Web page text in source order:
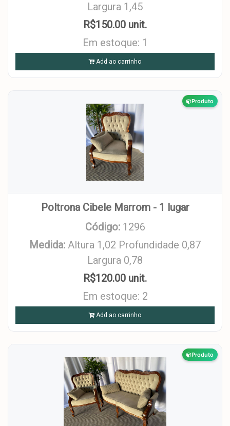
Largura 1,45
R$150.00 unit.
Em estoque: 1
Add ao carrinho
Produto
Poltrona Cibele Marrom - 1 lugar
Código: 1296
Medida: Altura 1,02 Profundidade 0,87
Largura 0,78
R$120.00 unit.
Em estoque: 2
Add ao carrinho
Produto